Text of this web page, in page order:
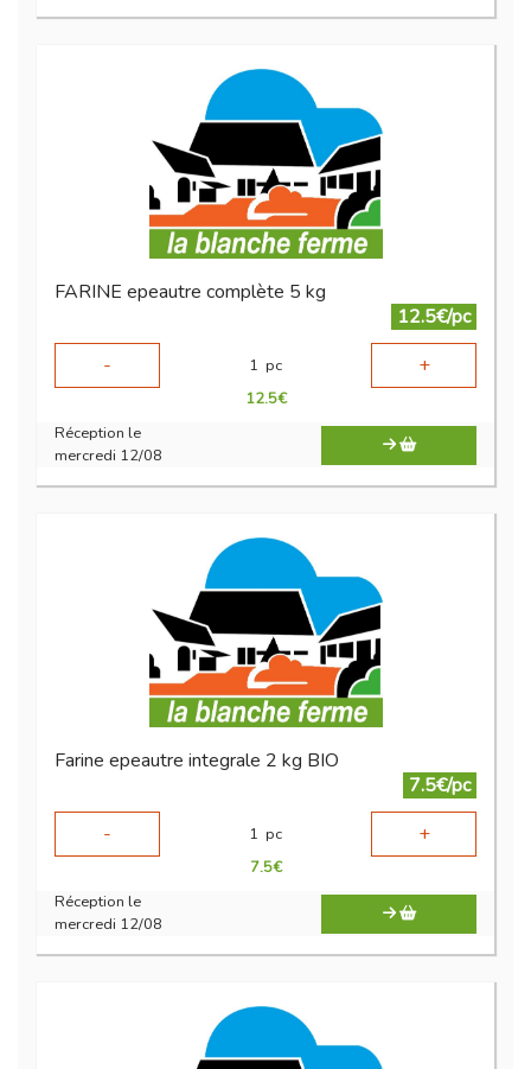
FARINE epeautre complète 5 kg
12.5€/pc
-
1 pc +
12.5€
Réception le
mercredi 12/08
Farine epeautre integrale 2 kg BIO
7.5€/pc
-
1 pc +
7.5€
Réception le
mercredi 12/08